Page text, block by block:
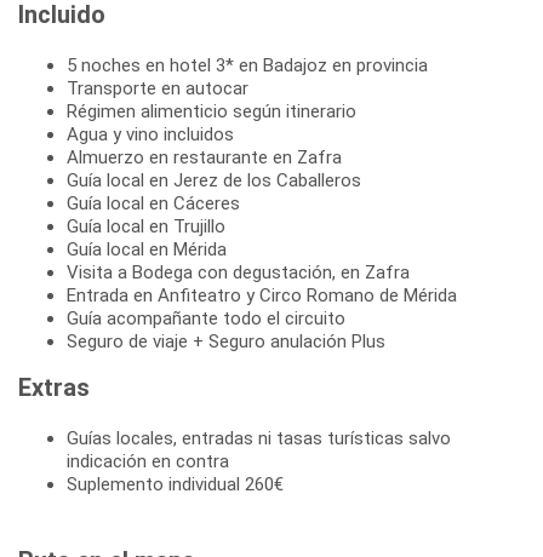
Incluido
5 noches en hotel 3* en Badajoz en provincia
Transporte en autocar
Régimen alimenticio según itinerario
Agua y vino incluidos
Almuerzo en restaurante en Zafra
Guía local en Jerez de los Caballeros
Guía local en Cáceres
Guía local en Trujillo
Guía local en Mérida
Visita a Bodega con degustación, en Zafra
Entrada en Anfiteatro y Circo Romano de Mérida
Guía acompañante todo el circuito
Seguro de viaje + Seguro anulación Plus
Extras
Guías locales, entradas ni tasas turísticas salvo
indicación en contra
Suplemento individual 260€